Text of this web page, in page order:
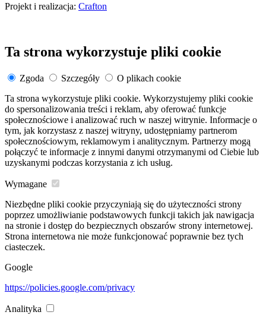
Projekt i realizacja: Crafton
Ta strona wykorzystuje pliki cookie
Zgoda Szczegóły
O plikach cookie
Ta strona wykorzystuje pliki cookie. Wykorzystujemy pliki cookie
do spersonalizowania treści i reklam, aby oferować funkcje
społecznościowe i analizować ruch w naszej witrynie. Informacje o
tym, jak korzystasz z naszej witryny, udostępniamy partnerom
społecznościowym, reklamowym i analitycznym. Partnerzy mogą
połączyć te informacje z innymi danymi otrzymanymi od Ciebie lub
uzyskanymi podczas korzystania z ich usług.
Wymagane
Niezbędne pliki cookie przyczyniają się do użyteczności strony
poprzez umożliwianie podstawowych funkcji takich jak nawigacja
na stronie i dostęp do bezpiecznych obszarów strony internetowej.
Strona internetowa nie może funkcjonować poprawnie bez tych
ciasteczek.
Google
https://policies.google.com/privacy
Analityka